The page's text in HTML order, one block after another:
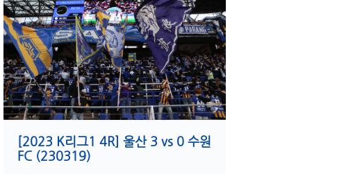
[2023 K리그1 4R] 울산 3 vs 0 수원
FC (230319)